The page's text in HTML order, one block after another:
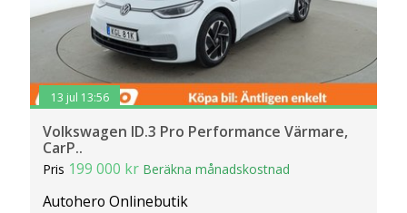
13 jul 13:56
Volkswagen ID.3 Pro Performance Värmare,
CarP..
Pris 199 000 kr Beräkna månadskostnad
Autohero Onlinebutik